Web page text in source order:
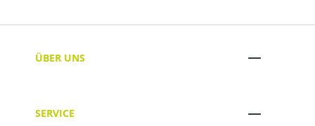
ÜBER UNS
SERVICE